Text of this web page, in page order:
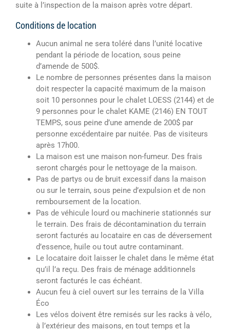
suite à l’inspection de la maison après votre départ.
Conditions de location
Aucun animal ne sera toléré dans l’unité locative
pendant la période de location, sous peine
d’amende de 500$.
Le nombre de personnes présentes dans la maison
doit respecter la capacité maximum de la maison
soit 10 personnes pour le chalet LOESS (2144) et de
9 personnes pour le chalet KAME (2146) EN TOUT
TEMPS, sous peine d’une amende de 200$ par
personne excédentaire par nuitée. Pas de visiteurs
après 17h00.
La maison est une maison non-fumeur. Des frais
seront chargés pour le nettoyage de la maison.
Pas de partys ou de bruit excessif dans la maison
ou sur le terrain, sous peine d’expulsion et de non
remboursement de la location.
Pas de véhicule lourd ou machinerie stationnés sur
le terrain. Des frais de décontamination du terrain
seront facturés au locataire en cas de déversement
d’essence, huile ou tout autre contaminant.
Le locataire doit laisser le chalet dans le même état
qu’il l’a reçu. Des frais de ménage additionnels
seront facturés le cas échéant.
Aucun feu à ciel ouvert sur les terrains de la Villa
Éco
Les vélos doivent être remisés sur les racks à vélo,
à l’extérieur des maisons, en tout temps et la